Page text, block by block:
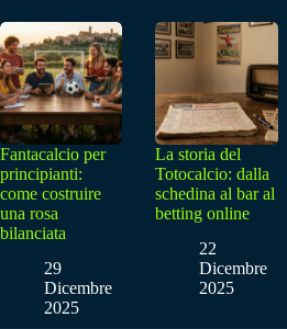
Fantacalcio per
principianti:
come costruire
una rosa
bilanciata
29
Dicembre
2025
La storia del
Totocalcio: dalla
schedina al bar al
betting online
22
Dicembre
2025